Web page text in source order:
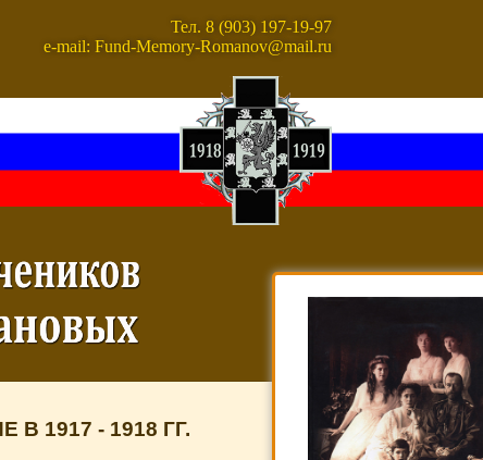
Тел. 8 (903) 197-19-97
e-mail: Fund-Memory-Romanov@mail.ru
1917 - 1918 ГГ.